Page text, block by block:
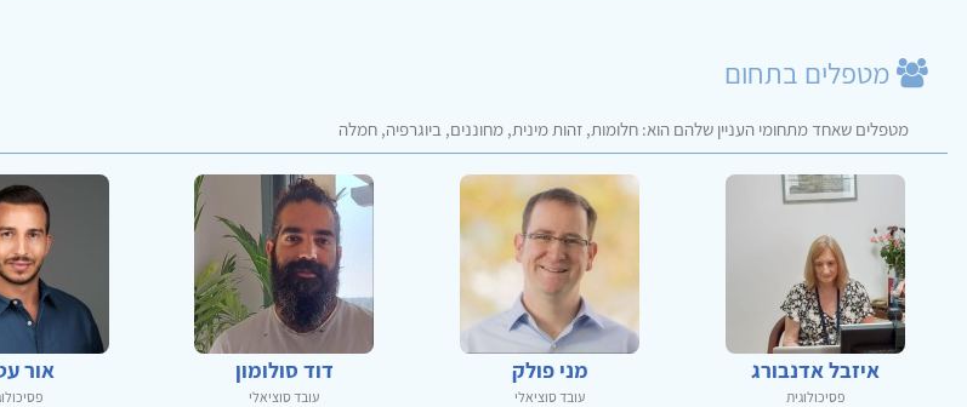
מטפלים בתחום
מטפלים שאחד מתחומי העניין שלהם הוא: חלומות, זהות מינית, מחוננים, ביוגרפיה, חמלה
איזבל אדנבורג
פסיכולוגית
מני פולק
עובד סוציאלי
דוד סולומון
עובד סוציאלי
אור